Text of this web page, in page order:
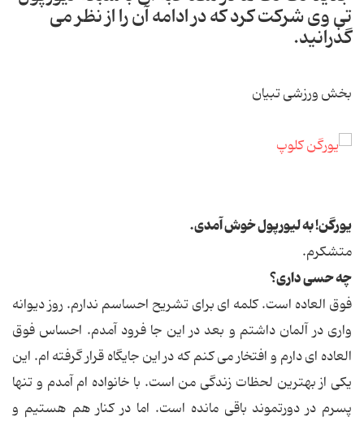
تی وی شرکت کرد که در ادامه آن را از نظر می
گذرانید.
بخش ورزشی تبیان
یورگن! به لیورپول خوش آمدی.
متشکرم.
چه حسی داری؟
فوق العاده است. کلمه ای برای تشریح احساسم ندارم. روز دیوانه
واری در آلمان داشتم و بعد در این جا فرود آمدم. احساس فوق
العاده ای دارم و افتخار می کنم که در این جایگاه قرار گرفته ام. این
یکی از بهترین لحظات زندگی من است. با خانواده ام آمدم و تنها
پسرم در دورتموند باقی مانده است. اما در کنار هم هستیم و